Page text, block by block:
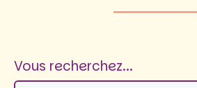
Vous recherchez...